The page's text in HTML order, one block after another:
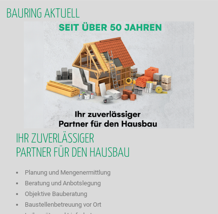
BAURING AKTUELL
IHR ZUVERLÄSSIGER
PARTNER FÜR DEN HAUSBAU
Planung und Mengenermittlung
Beratung und Anbotslegung
Objektive Bauberatung
Baustellenbetreuung vor Ort